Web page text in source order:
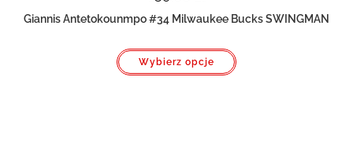
Giannis Antetokounmpo #34 Milwaukee Bucks SWINGMAN
Wybierz opcje
produkt